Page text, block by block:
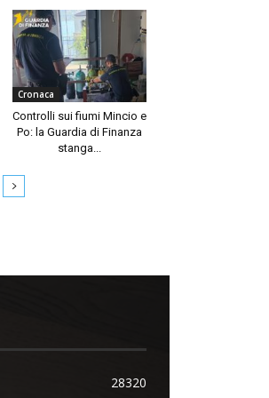
Cronaca
Controlli sui fiumi Mincio e
Po: la Guardia di Finanza
stanga...
28320